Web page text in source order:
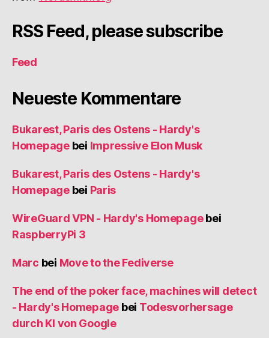
RSS Feed, please subscribe
Feed
Neueste Kommentare
Bukarest, Paris des Ostens - Hardy's
Homepagebei Impressive Elon Musk
Bukarest, Paris des Ostens - Hardy's
Homepagebei Paris
WireGuard VPN - Hardy's Homepagebei
RaspberryPi 3
Marc bei Move to the Fediverse
The end of the poker face, machines will detect
- Hardy's Homepage bei Todesvorhersage
durch KI von Google